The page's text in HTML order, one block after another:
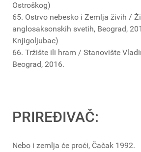
Ostroškog)
65. Ostrvo nebesko i Zemlja živih /
anglosaksonskih svetih, Beograd,
Knjigoljubac)
66. Tržište ili hram / Stanovište
Beograd, 2016.
PRIREĐIVAČ:
Nebo i zemlja će proći, Čačak 1992.